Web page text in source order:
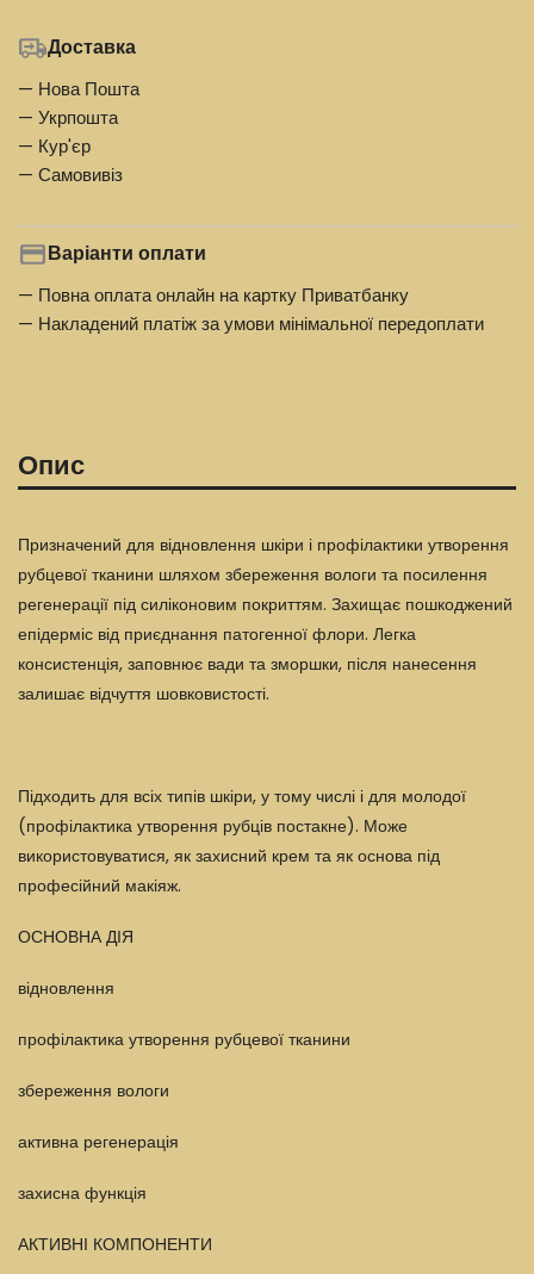
Доставка
— Нова Пошта
— Укрпошта
— Кур'єр
— Самовивіз
Варіанти оплати
— Повна оплата онлайн на картку Приватбанку
— Накладений платіж за умови мінімальної передоплати
Опис
Призначений для відновлення шкіри і профілактики утворення
рубцевої тканини шляхом збереження вологи та посилення
регенерації під силіконовим покриттям. Захищає пошкоджений
епідерміс від приєднання патогенної флори. Легка
консистенція, заповнює вади та зморшки, після нанесення
залишає відчуття шовковистості.
Підходить для всіх типів шкіри, у тому числі і для молодої
(профілактика утворення рубців постакне). Може
використовуватися, як захисний крем та як основа під
професійний макіяж.
ОСНОВНА ДІЯ
відновлення
профілактика утворення рубцевої тканини
збереження вологи
активна регенерація
захисна функція
АКТИВНІ КОМПОНЕНТИ